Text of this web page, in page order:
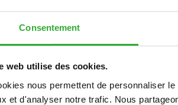
Consentement
web utilise des cookies.
nous permettent de personnaliser
et d'analyser notre trafic. Nous